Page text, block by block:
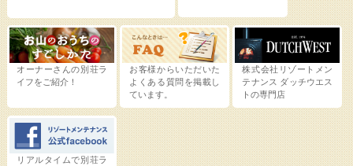
オーナーさんの別荘ラ
イフをご紹介！
お客様からいただいた
よくある質問を掲載し
ています。
株式会社リゾートメン
テナンス ダッチウエス
トの専門店
リアルタイムで別荘ラ